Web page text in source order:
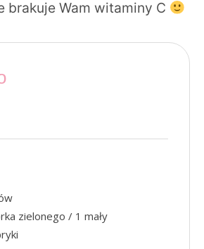
brakuje Wam witaminy C
zielonego / 1 mały